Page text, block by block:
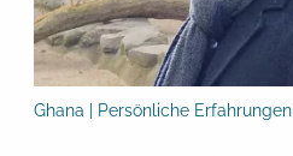
Ghana | Persönliche Erfahrungen